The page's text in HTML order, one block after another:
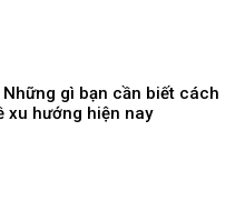
Những gì bạn cần biết cách
xu hướng hiện nay